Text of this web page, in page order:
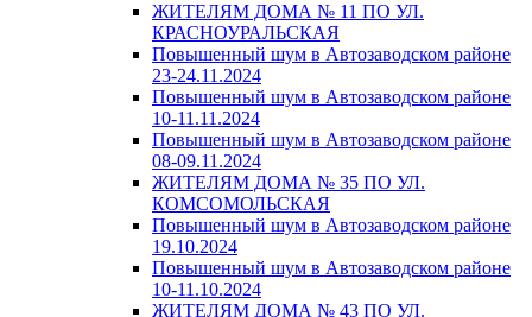
ЖИТЕЛЯМ ДОМА № 11 ПО УЛ.
КРАСНОУРАЛЬСКАЯ
Повышенный шум в Автозаводском районе
23-24.11.2024
Повышенный шум в Автозаводском районе
10-11.11.2024
Повышенный шум в Автозаводском районе
08-09.11.2024
ЖИТЕЛЯМ ДОМА № 35 ПО УЛ.
КОМСОМОЛЬСКАЯ
Повышенный шум в Автозаводском районе
19.10.2024
Повышенный шум в Автозаводском районе
10-11.10.2024
ЖИТЕЛЯМ ДОМА № 43 ПО УЛ.